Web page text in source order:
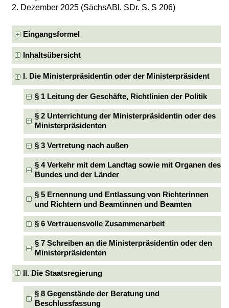
2. Dezember 2025 (SächsABl. SDr. S. S 206)
Eingangsformel
Inhaltsübersicht
I. Die Ministerpräsidentin oder der Ministerpräsident
§ 1 Leitung der Geschäfte, Richtlinien der Politik
§ 2 Unterrichtung der Ministerpräsidentin oder des
Ministerpräsidenten
§ 3 Vertretung nach außen
§ 4 Verkehr mit dem Landtag sowie mit Organen des
Bundes und der Länder
§ 5 Ernennung und Entlassung von Richterinnen
und Richtern und Beamtinnen und Beamten
§ 6 Vertrauensvolle Zusammenarbeit
§ 7 Schreiben an die Ministerpräsidentin oder den
Ministerpräsidenten
II. Die Staatsregierung
§ 8 Gegenstände der Beratung und
Beschlussfassung